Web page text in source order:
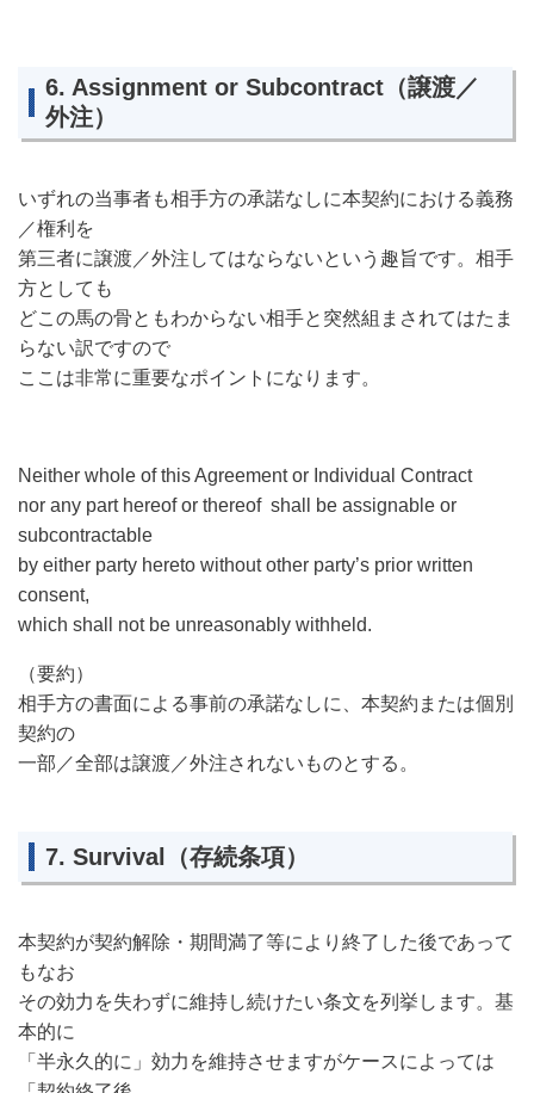
6. Assignment or Subcontract（譲渡／
外注）
いずれの当事者も相手方の承諾なしに本契約における義務
／権利を
第三者に譲渡／外注してはならないという趣旨です。相手
方としても
どこの馬の骨ともわからない相手と突然組まされてはたま
らない訳ですので
ここは非常に重要なポイントになります。
Neither whole of this Agreement or Individual Contract
nor any part hereof or thereof shall be assignable or
subcontractable
by either party hereto without other party’s prior written
consent,
which shall not be unreasonably withheld.
（要約）
相手方の書面による事前の承諾なしに、本契約または個別
契約の
一部／全部は譲渡／外注されないものとする。
7. Survival（存続条項）
本契約が契約解除・期間満了等により終了した後であって
もなお
その効力を失わずに維持し続けたい条文を列挙します。基
本的に
「半永久的に」効力を維持させますがケースによっては